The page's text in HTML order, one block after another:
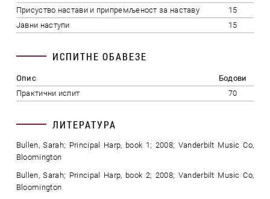
Присуство настави и припремљеност за наставу
15
Јавни наступи
15
ИСПИТНЕ ОБАВЕЗЕ
Опис
Бодови
Практични испит
70
ЛИТЕРАТУРА
Bullen, Sarah; Principal Harp, book 1; 2008; Vanderbilt Music Co,
Bloomington
Bullen, Sarah; Principal Harp, book 2; 2008; Vanderbilt Music Co,
Bloomington